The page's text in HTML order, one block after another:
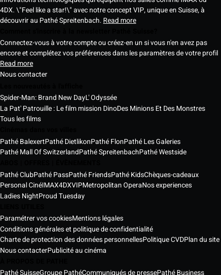
4DX. \"Feel like a star!\" avec notre concept VIP, unique en Suisse, à
découvrir au Pathé Spreitenbach. Read more
Connectez-vous à votre compte ou créez-en un si vous n'en avez pas
encore et complétez vos préférences dans les paramètres de votre profil
Read more
Nous contacter
Spider-Man: Brand New DayL' Odyssée
La Pat' Patrouille : Le film mission DinoDes Minions Et Des Monstres
Tous les films
Pathé BalexertPathé DietlikonPathé FlonPathé Les Galeries
Pathé Mall Of SwitzerlandPathé SpreitenbachPathé Westside
Pathé ClubPathé PassPathé FriendsPathé KidsChèques-cadeaux
Personal CinéIMAX4DXVIPMetropolitan OperaNos experiences
Ladies NightProud Tuesday
Paramétrer vos cookiesMentions légales
Conditions générales et politique de confidentialité
Charte de protection des données personnellesPolitique CVDPlan du site
Nous contacterPublicité au cinéma
Pathé SuisseGroupe PathéCommuniqués de pressePathé Business